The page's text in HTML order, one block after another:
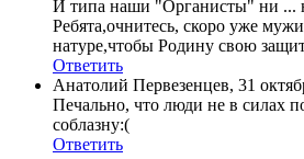
И типа наши "Органисты" ни ...
Ребята,очнитесь, скоро уже
натуре,чтобы Родину свою
Ответить
Анатолий Первезенцев, 31
Печально, что люди не в силах
соблазну:(
Ответить